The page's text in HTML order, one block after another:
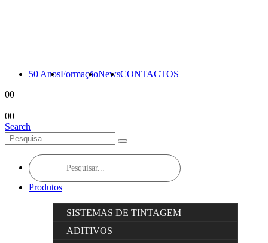
50 AnosFormaçãoNewsCONTACTOS
00
00
Search
Products
search
Produtos
SISTEMAS DE TINTAGEM
ADITIVOS